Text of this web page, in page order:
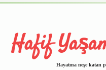
Hafif
Hayatına neşe katan